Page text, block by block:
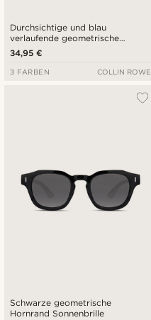
Durchsichtige und blau
verlaufende geometrische
Hornrand Sonnenbrille
34,95 €
3 FARBEN COLLIN ROWE
Schwarze geometrische
Hornrand Sonnenbrille